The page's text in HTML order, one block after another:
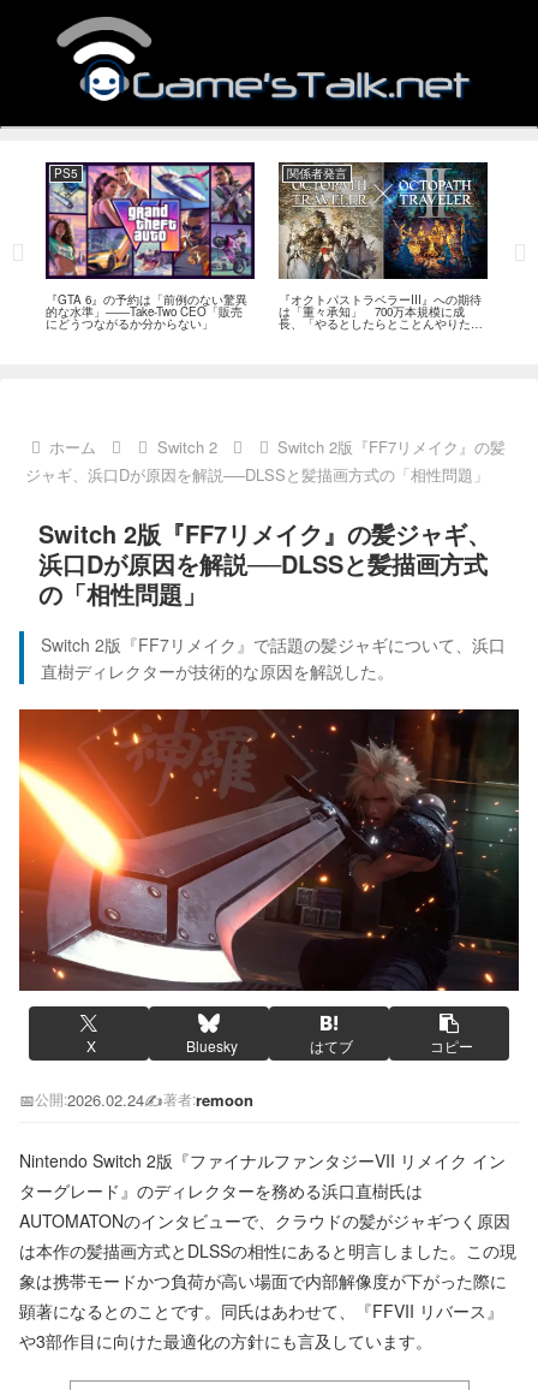
PS5
『GTA 6』の予約は「前例のない驚異
的な水準」――Take-Two CEO「販売
にどうつながるか分からない」
関係者発言
『オクトパストラベラーIII』への期待
は「重々承知」 700万本規模に成
長、「やるとしたらとことんやりた
い」と浅野智也氏
ホーム Switch 2
Switch 2版『FF7リメイク』の髪
ジャギ、浜口Dが原因を解説──DLSSと髪描画方式の「相性問題」
Switch 2版『FF7リメイク』の髪ジャギ、
浜口Dが原因を解説──DLSSと髪描画方式
の「相性問題」
Switch 2版『FF7リメイク』で話題の髪ジャギについて、浜口
直樹ディレクターが技術的な原因を解説した。
X Bluesky はてブ コピー
📅公開:2026.02.24✍️著者:remoon
Nintendo Switch 2版『ファイナルファンタジーVII リメイク イン
ターグレード』のディレクターを務める浜口直樹氏は
AUTOMATONのインタビューで、クラウドの髪がジャギつく原因
は本作の髪描画方式とDLSSの相性にあると明言しました。この現
象は携帯モードかつ負荷が高い場面で内部解像度が下がった際に
顕著になるとのことです。同氏はあわせて、『FFVII リバース』
や3部作目に向けた最適化の方針にも言及しています。